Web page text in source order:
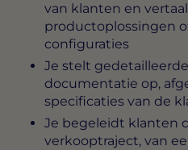
van klanten en
productoplossingen
configuraties
Je stelt
documentatie op,
specificaties van de
Je begeleidt klanten
verkooptraject, van